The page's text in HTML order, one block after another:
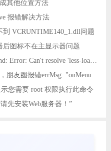
其他位置方法
报错解决方法
到 VCRUNTIME140_1.dll问题
后图标不在主显示器问题
解决Vue报错Module not found: Error: Can't resolve 'less-loader' in 'C:\Users\Hm\Desktop\vue\vue_shop'问题
解决微信公众号分享给好友，朋友圈报错errMsg: "onMenuShareAppMessage:fail, the permission value is offline verifying"
您需要 root 权限执行此命令
先安装Web服务器！”